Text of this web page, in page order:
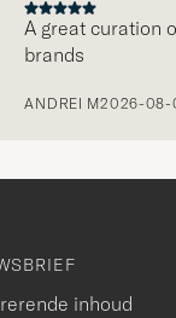
A great curation
brands
ANDREI M2026-08-
inhoud